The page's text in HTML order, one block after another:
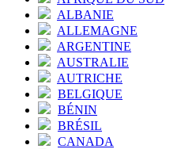
ALBANIE
ALLEMAGNE
ARGENTINE
AUSTRALIE
AUTRICHE
BELGIQUE
BÉNIN
BRÉSIL
CANADA